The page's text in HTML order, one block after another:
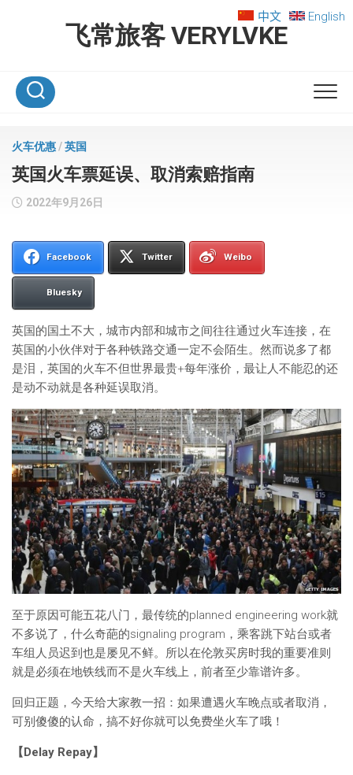
飞常旅客 VERYLVKE
中文 English
火车优惠/英国
英国火车票延误、取消索赔指南
2022年9月26日
Facebook Twitter Weibo
Bluesky
英国的国土不大，城市内部和城市之间往往通过火车连接，在
英国的小伙伴对于各种铁路交通一定不会陌生。然而说多了都
是泪，英国的火车不但世界最贵+每年涨价，最让人不能忍的还
是动不动就是各种延误取消。
至于原因可能五花八门，最传统的planned engineering work就
不多说了，什么奇葩的signaling program，乘客跳下站台或者
车组人员迟到也是屡见不鲜。所以在伦敦买房时我的重要准则
就是必须在地铁线而不是火车线上，前者至少靠谱许多。
回归正题，今天给大家教一招：如果遭遇火车晚点或者取消，
可别傻傻的认命，搞不好你就可以免费坐火车了哦！
【Delay Repay】